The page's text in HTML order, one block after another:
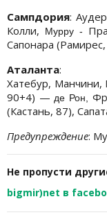
Сампдория:
Колли,
Мурру -
Сапонара
Аталанта:
Хатебур, Манчини,
90+4) —де Рон,
(Кастань, 87),
Предупреждение:
Не пропусти
bigmir)net в